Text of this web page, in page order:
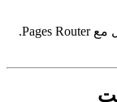
يتطلب PPR استخدام App Router. لا يعمل مع Pages Router.